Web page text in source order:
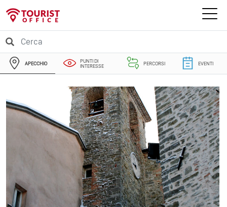
APECCHIO
PUNTI DI
INTERESSE
PERCORSI EVENTI